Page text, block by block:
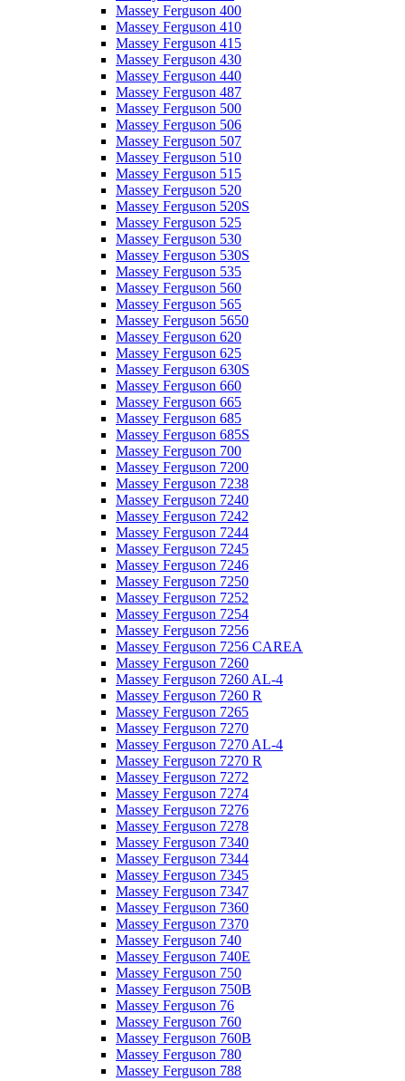
Massey Ferguson 400
Massey Ferguson 410
Massey Ferguson 415
Massey Ferguson 430
Massey Ferguson 440
Massey Ferguson 487
Massey Ferguson 500
Massey Ferguson 506
Massey Ferguson 507
Massey Ferguson 510
Massey Ferguson 515
Massey Ferguson 520
Massey Ferguson 520S
Massey Ferguson 525
Massey Ferguson 530
Massey Ferguson 530S
Massey Ferguson 535
Massey Ferguson 560
Massey Ferguson 565
Massey Ferguson 5650
Massey Ferguson 620
Massey Ferguson 625
Massey Ferguson 630S
Massey Ferguson 660
Massey Ferguson 665
Massey Ferguson 685
Massey Ferguson 685S
Massey Ferguson 700
Massey Ferguson 7200
Massey Ferguson 7238
Massey Ferguson 7240
Massey Ferguson 7242
Massey Ferguson 7244
Massey Ferguson 7245
Massey Ferguson 7246
Massey Ferguson 7250
Massey Ferguson 7252
Massey Ferguson 7254
Massey Ferguson 7256
Massey Ferguson 7256 CAREA
Massey Ferguson 7260
Massey Ferguson 7260 AL-4
Massey Ferguson 7260 R
Massey Ferguson 7265
Massey Ferguson 7270
Massey Ferguson 7270 AL-4
Massey Ferguson 7270 R
Massey Ferguson 7272
Massey Ferguson 7274
Massey Ferguson 7276
Massey Ferguson 7278
Massey Ferguson 7340
Massey Ferguson 7344
Massey Ferguson 7345
Massey Ferguson 7347
Massey Ferguson 7360
Massey Ferguson 7370
Massey Ferguson 740
Massey Ferguson 740E
Massey Ferguson 750
Massey Ferguson 750B
Massey Ferguson 76
Massey Ferguson 760
Massey Ferguson 760B
Massey Ferguson 780
Massey Ferguson 788